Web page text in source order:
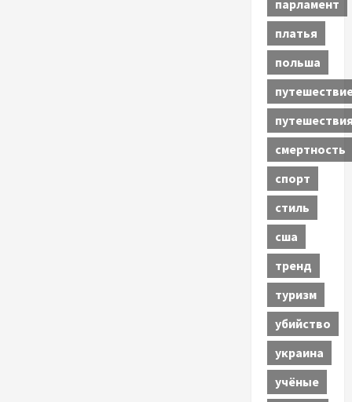
парламент
платья
польша
смертность
спорт
стиль
сша
тренд
туризм
убийство
украина
учёные